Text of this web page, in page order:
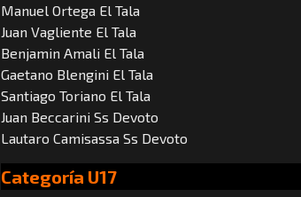
Manuel Ortega El Tala
Juan Vagliente El Tala
Benjamin Amali El Tala
Gaetano Blengini El Tala
Santiago Toriano El Tala
Juan Beccarini Ss Devoto
Lautaro Camisassa Ss Devoto
Categoría U17